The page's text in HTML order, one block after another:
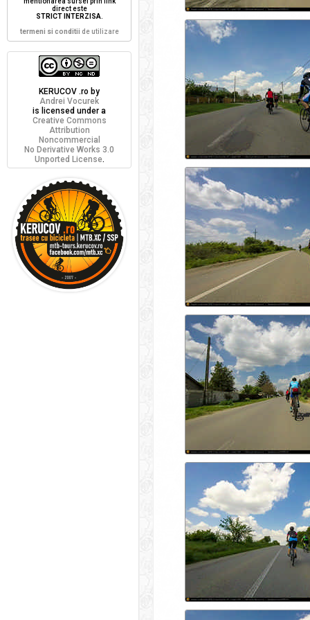
direct este
STRICT INTERZISA.
termeni si conditii de utilizare
KERUCOV .ro by
Andrei Vocurek
is licensed under a
Creative Commons
Attribution
Noncommercial
No Derivative Works 3.0
Unported License.